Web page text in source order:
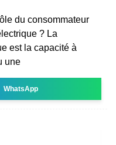
du consommateur
? La
est la capacité à
une
WhatsApp